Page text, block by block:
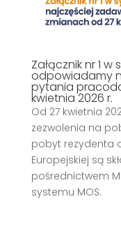
Załącznik nr 1 w
odpowiadamy
pytania
kwietnia 2026 r.
Od 27 kwietnia
zezwolenia na
pobyt rezydenta
Europejskiej są
pośrednictwem
systemu MOS.